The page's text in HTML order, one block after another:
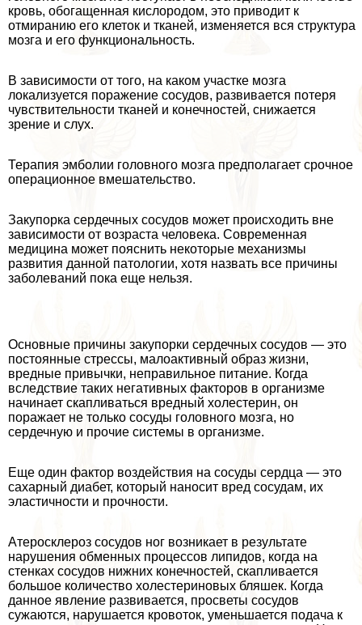
кровь, обогащенная кислородом, это приводит к
отмиранию его клеток и тканей, изменяется вся структура
мозга и его функциональность.
В зависимости от того, на каком участке мозга
локализуется поражение сосудов, развивается потеря
чувствительности тканей и конечностей, снижается
зрение и слух.
Терапия эмболии головного мозга предполагает срочное
операционное вмешательство.
Закупорка сердечных сосудов может происходить вне
зависимости от возраста человека. Современная
медицина может пояснить некоторые механизмы
развития данной патологии, хотя назвать все причины
заболеваний пока еще нельзя.
Основные причины закупорки сердечных сосудов — это
постоянные стрессы, малоактивный образ жизни,
вредные привычки, неправильное питание. Когда
вследствие таких негативных факторов в организме
начинает скапливаться вредный холестерин, он
поражает не только сосуды головного мозга, но
сердечную и прочие системы в организме.
Еще один фактор воздействия на сосуды сердца — это
сахарный диабет, который наносит вред сосудам, их
эластичности и прочности.
Атеросклероз сосудов ног возникает в результате
нарушения обменных процессов липидов, когда на
стенках сосудов нижних конечностей, скапливается
большое количество холестериновых бляшек. Когда
данное явление развивается, просветы сосудов
сужаются, нарушается кровоток, уменьшается подача к